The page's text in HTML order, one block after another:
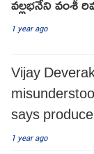
1 year ago
Vijay
says
1 year ago